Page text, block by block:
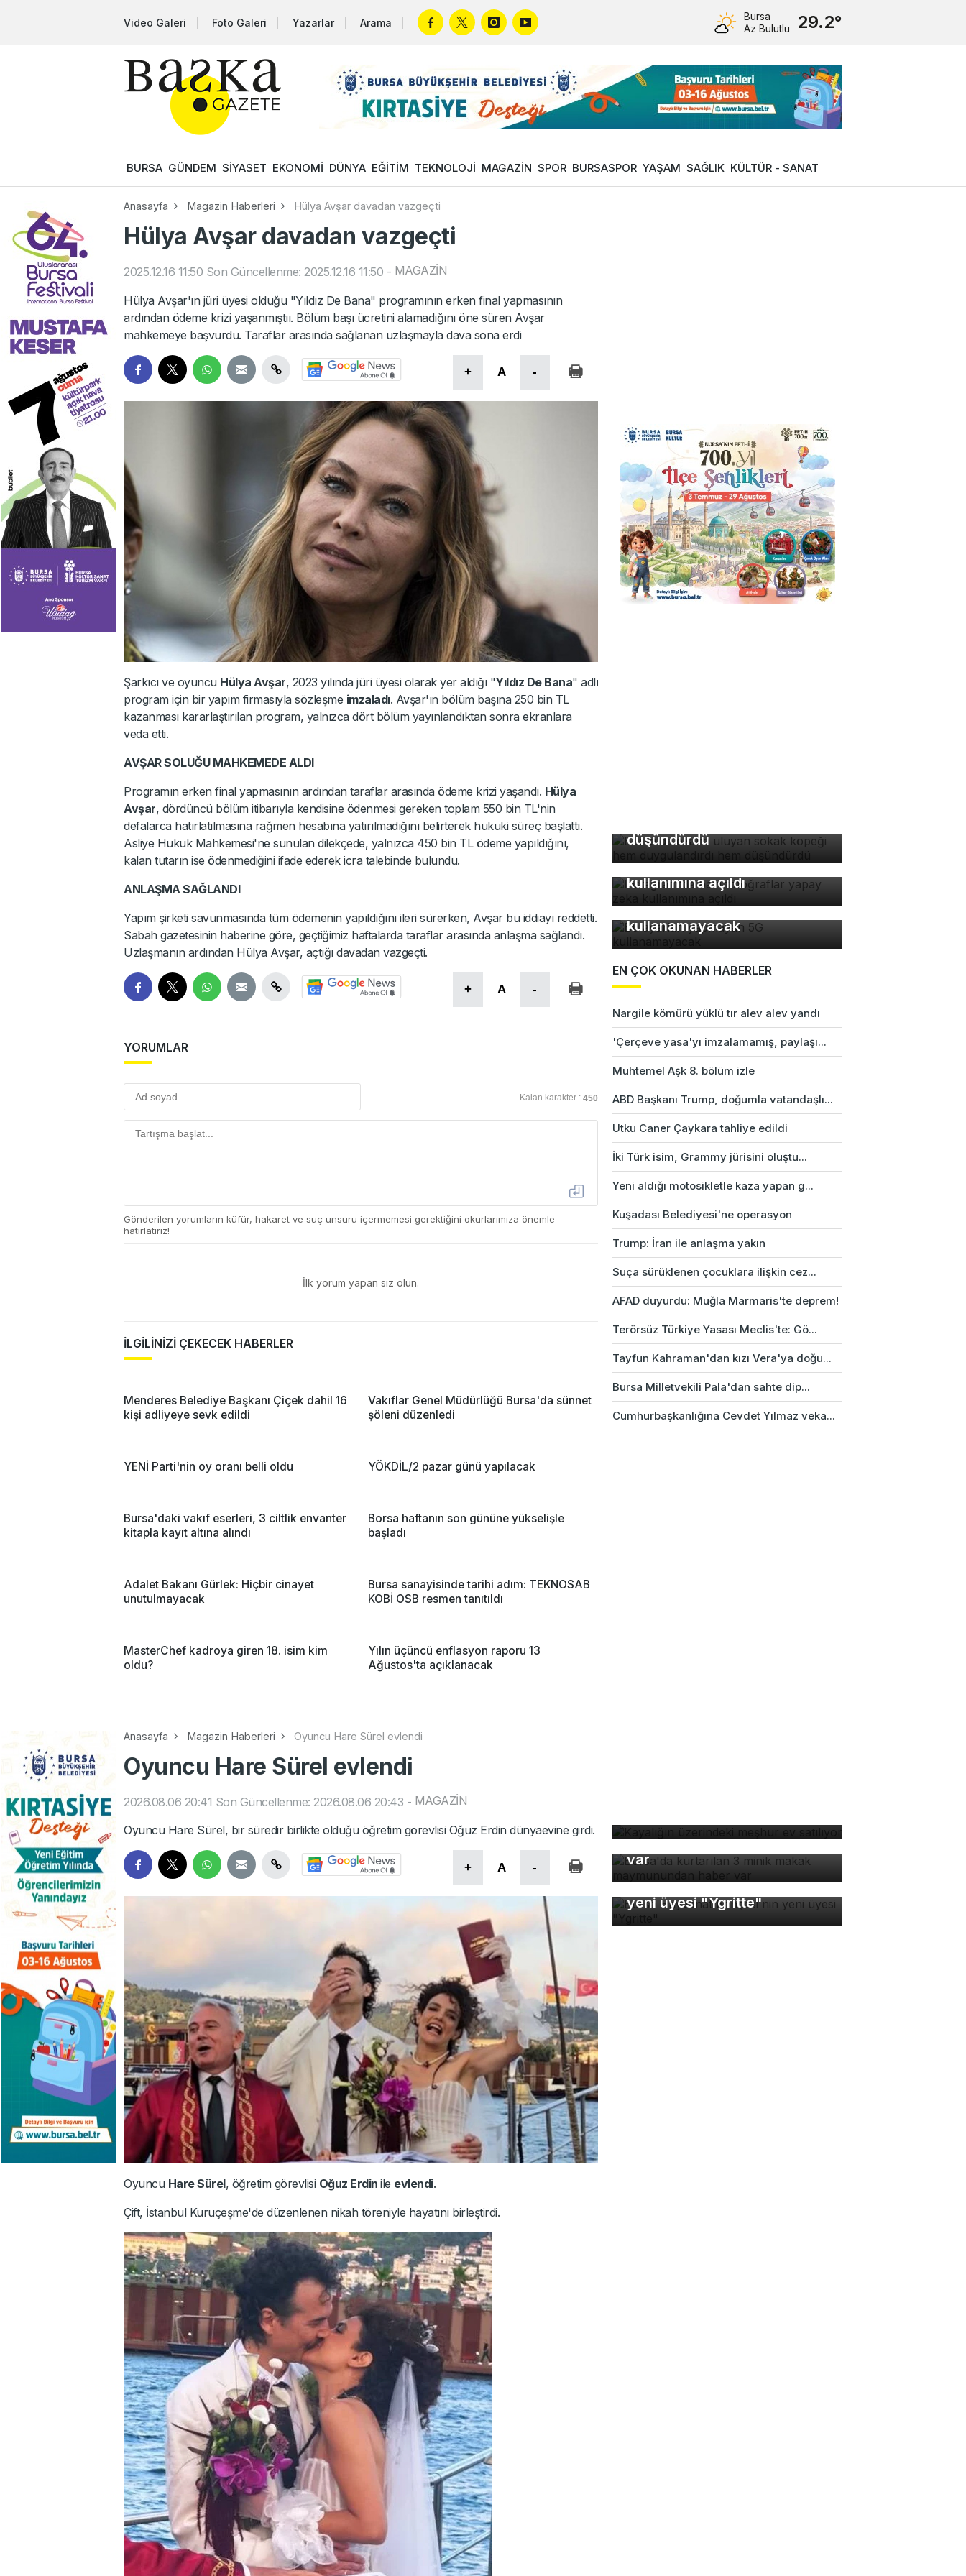
Video Galeri Foto Galeri Yazarlar Arama
Bursa
Az Bulutlu
29.2°
BURSA GÜNDEM SİYASET EKONOMİ DÜNYA EĞİTİM TEKNOLOJİ MAGAZİN SPOR BURSASPOR YAŞAM SAĞLIK KÜLTÜR - SANAT
Anasayfa Magazin Haberleri Hülya Avşar davadan vazgeçti
Hülya Avşar davadan vazgeçti
2025.12.16 11:50 Son Güncellenme: 2025.12.16 11:50 - MAGAZİN
Hülya Avşar'ın jüri üyesi olduğu "Yıldız De Bana" programının erken final yapmasının
ardından ödeme krizi yaşanmıştıı. Bölüm başı ücretini alamadığını öne süren Avşar
mahkemeye başvurdu. Taraflar arasında sağlanan uzlaşmayla dava sona erdi
+ A -
Şarkıcı ve oyuncu Hülya Avşar, 2023 yılında jüri üyesi olarak yer aldığı "Yıldız De Bana" adlı
program için bir yapım firmasıyla sözleşme imzaladı. Avşar'ın bölüm başına 250 bin TL
kazanması kararlaştırılan program, yalnızca dört bölüm yayınlandıktan sonra ekranlara
veda etti.
AVŞAR SOLUĞU MAHKEMEDE ALDI
Programın erken final yapmasının ardından taraflar arasında ödeme krizi yaşandı. Hülya
Avşar, dördüncü bölüm itibarıyla kendisine ödenmesi gereken toplam 550 bin TL'nin
defalarca hatırlatılmasına rağmen hesabına yatırılmadığını belirterek hukuki süreç başlattı.
Asliye Hukuk Mahkemesi'ne sunulan dilekçede, yalnızca 450 bin TL ödeme yapıldığını,
kalan tutarın ise ödenmediğini ifade ederek icra talebinde bulundu.
ANLAŞMA SAĞLANDI
Yapım şirketi savunmasında tüm ödemenin yapıldığını ileri sürerken, Avşar bu iddiayı reddetti.
Sabah gazetesinin haberine göre, geçtiğimiz haftalarda taraflar arasında anlaşma sağlandı.
Uzlaşmanın ardından Hülya Avşar, açtığı davadan vazgeçti.
+ A -
YORUMLAR
Kalan karakter : 450
Gönderilen yorumların küfür, hakaret ve suç unsuru içermemesi gerektiğini okurlarımıza önemle
hatırlatırız!
İlk yorum yapan siz olun.
İLGİLİNİZİ ÇEKECEK HABERLER
Menderes Belediye Başkanı Çiçek dahil 16
kişi adliyeye sevk edildi
Vakıflar Genel Müdürlüğü Bursa'da sünnet
şöleni düzenledi
YENİ Parti'nin oy oranı belli oldu YÖKDİL/2 pazar günü yapılacak
Bursa'daki vakıf eserleri, 3 ciltlik envanter
kitapla kayıt altına alındı
Borsa haftanın son gününe yükselişle
başladı
Adalet Bakanı Gürlek: Hiçbir cinayet
unutulmayacak
Bursa sanayisinde tarihi adım: TEKNOSAB
KOBİ OSB resmen tanıtıldı
MasterChef kadroya giren 18. isim kim
oldu?
Yılın üçüncü enflasyon raporu 13
Ağustos'ta açıklanacak
düşündürdü
Instagram'da bazı
fotoğraflar yapay zeka
kullanımına açıldı
Bu ayarları yapmayan 5G
kullanamayacak
EN ÇOK OKUNAN HABERLER
Nargile kömürü yüklü tır alev alev yandı
'Çerçeve yasa'yı imzalamamış, paylaşı...
Muhtemel Aşk 8. bölüm izle
ABD Başkanı Trump, doğumla vatandaşlı...
Utku Caner Çaykara tahliye edildi
İki Türk isim, Grammy jürisini oluştu...
Yeni aldığı motosikletle kaza yapan g...
Kuşadası Belediyesi'ne operasyon
Trump: İran ile anlaşma yakın
Suça sürüklenen çocuklara ilişkin cez...
AFAD duyurdu: Muğla Marmaris'te deprem!
Terörsüz Türkiye Yasası Meclis'te: Gö...
Tayfun Kahraman'dan kızı Vera'ya doğu...
Bursa Milletvekili Pala'dan sahte dip...
Cumhurbaşkanlığına Cevdet Yılmaz veka...
Anasayfa Magazin Haberleri Oyuncu Hare Sürel evlendi
Oyuncu Hare Sürel evlendi
2026.08.06 20:41 Son Güncellenme: 2026.08.06 20:43 - MAGAZİN
Oyuncu Hare Sürel, bir süredir birlikte olduğu öğretim görevlisi Oğuz Erdin dünyaevine girdi.
+ A -
Oyuncu Hare Sürel, öğretim görevlisi Oğuz Erdin ile evlendi.
Çift, İstanbul Kuruçeşme'de düzenlenen nikah töreniyle hayatını birleştirdi.
Bursa'da kurtarılan 3 minik
makak maymunundan haber
var
Bursa Hayvanat Bahçesi'nin
yeni üyesi "Ygritte"